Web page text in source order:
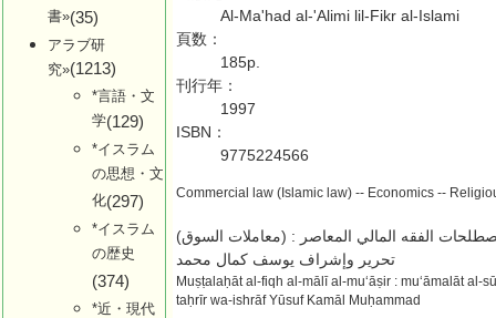
書»(35)
アラブ研
究»(1213)
*言語・文
学(129)
*イスラム
の思想・文
化(297)
*イスラム
の歴史
(374)
*近・現代
Al-Ma'had al-'Alimi lil-Fikr al-Islami
頁数：
185p.
刊行年：
1997
ISBN：
9775224566
Commercial law (Islamic law) -- Economics --
الفقه المالي المعاصر : (معاملات السوق)
تحرير وإشراف يوسف كمال محمد
Muṣṭalaḥāt al-fiqh al-mālī al-muʻāṣir : muʻāmalāt al-
taḥrīr wa-ishrāf Yūsuf Kamāl Muḥammad